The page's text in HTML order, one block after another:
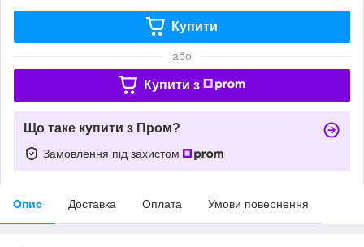
Купити
або
Купити з
Що таке купити з Пром?
Замовлення під захистом
Опис Доставка Оплата Умови повернення